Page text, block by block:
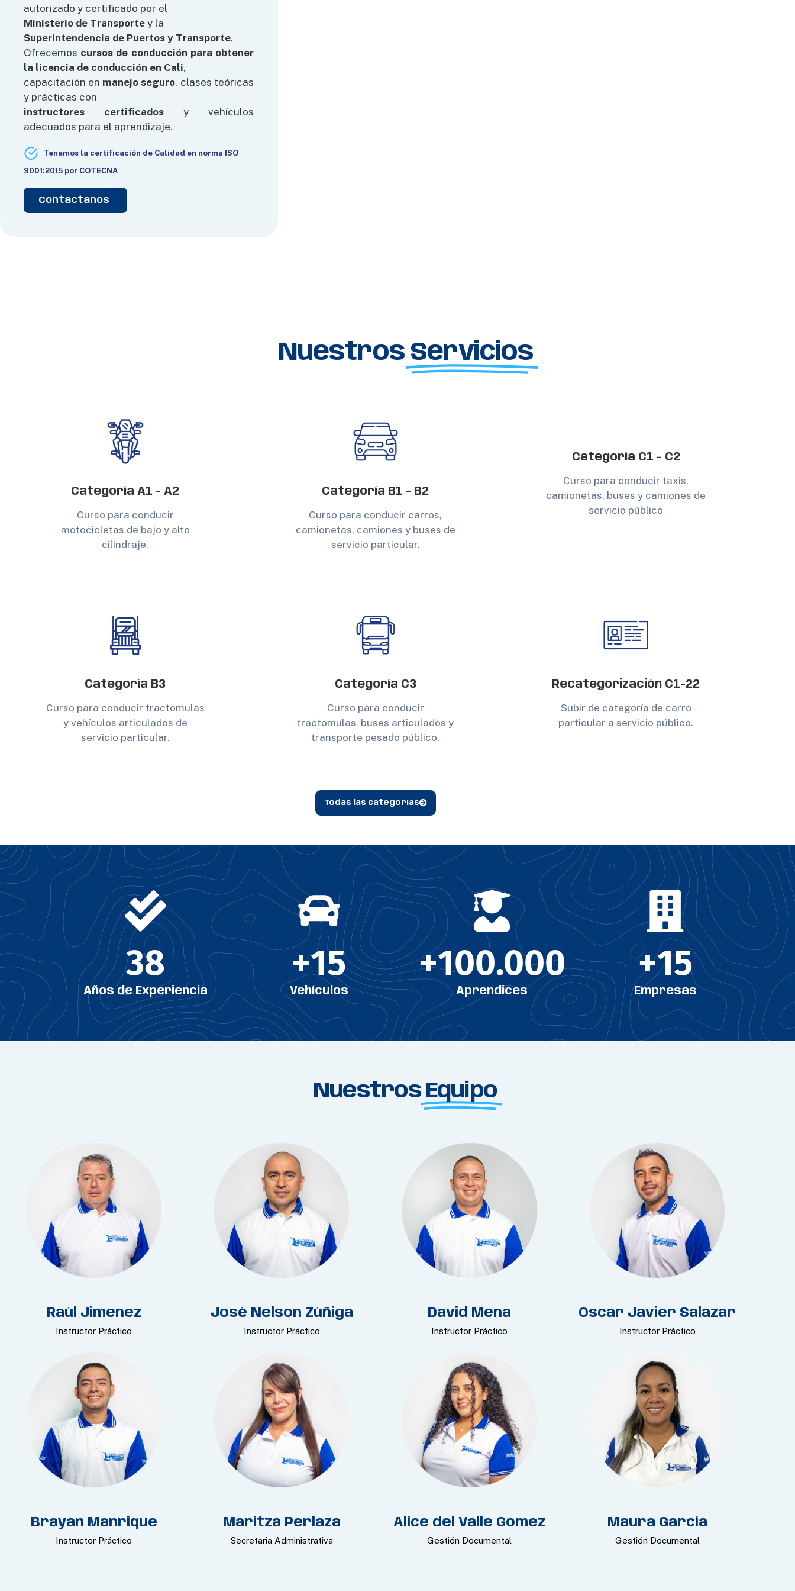
autorizado y certificado por el
Ministerio de Transporte y la
Superintendencia de Puertos y Transporte.
Ofrecemos cursos de conducción para obtener
la licencia de conducción en Cali,
capacitación en manejo seguro, clases teóricas
y prácticas con
instructores certificados y vehículos
adecuados para el aprendizaje.
Tenemos la certificación de Calidad en norma ISO
9001:2015 por COTECNA
Contactanos
Nuestros Servicios
Categoría A1 - A2
Curso para conducir
motocicletas de bajo y alto
cilindraje.
Categoría B1 - B2
Curso para conducir carros,
camionetas, camiones y buses de
servicio particular.
Categoría C1 - C2
Curso para conducir taxis,
camionetas, buses y camiones de
servicio público
Categoría B3
Curso para conducir tractomulas
y vehículos articulados de
servicio particular.
Categoría C3
Curso para conducir
tractomulas, buses articulados y
transporte pesado público.
Recategorización C1-22
Subir de categoría de carro
particular a servicio público.
Todas las categorías
Años de Experiencia
38
Vehículos
+15
Aprendices
+100.000
Empresas
+15
Nuestros Equipo
Raúl Jimenez
Instructor Práctico
José Nelson Zúñiga
Instructor Práctico
David Mena
Instructor Práctico
Oscar Javier Salazar
Instructor Práctico
Brayan Manrique
Instructor Práctico
Maritza Perlaza
Secretaria Administrativa
Alice del Valle Gomez
Gestión Documental
Maura García
Gestión Documental